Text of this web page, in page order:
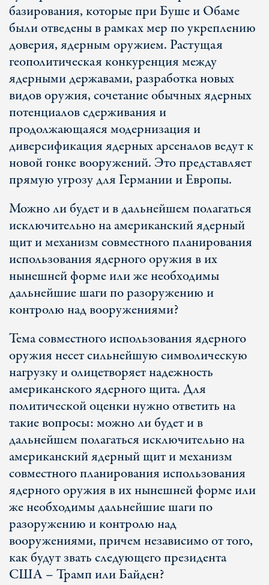
базирования, которые при Буше и Обаме
были отведены в рамках мер по укреплению
доверия, ядерным оружием. Растущая
геополитическая конкуренция между
ядерными державами, разработка новых
видов оружия, сочетание обычных ядерных
потенциалов сдерживания и
продолжающаяся модернизация и
диверсификация ядерных арсеналов ведут к
новой гонке вооружений. Это представляет
прямую угрозу для Германии и Европы.
Можно ли будет и в дальнейшем полагаться
исключительно на американский ядерный
щит и механизм совместного планирования
использования ядерного оружия в их
нынешней форме или же необходимы
дальнейшие шаги по разоружению и
контролю над вооружениями?
Тема совместного использования ядерного
оружия несет сильнейшую символическую
нагрузку и олицетворяет надежность
американского ядерного щита. Для
политической оценки нужно ответить на
такие вопросы: можно ли будет и в
дальнейшем полагаться исключительно на
американский ядерный щит и механизм
совместного планирования использования
ядерного оружия в их нынешней форме или
же необходимы дальнейшие шаги по
разоружению и контролю над
вооружениями, причем независимо от того,
как будут звать следующего президента
США – Трамп или Байден?